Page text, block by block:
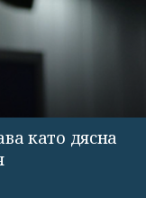
като дясна